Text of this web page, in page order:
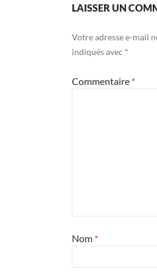
LAISSER UN
Votre adresse e-mail
indiqués avec *
Commentaire *
Nom *